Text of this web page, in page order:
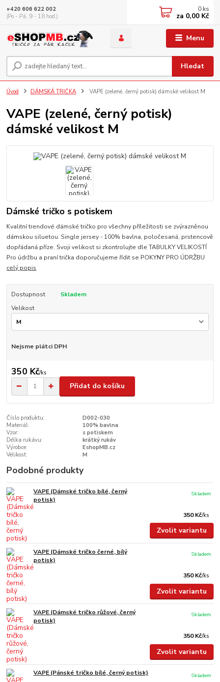
Menu
Hledat
+420 606 622 002
(Po - Pá, 9 - 18 hod.)
0 ks
za 0,00 Kč
Úvod DÁMSKÁ TRIČKA VAPE (zelené, černý potisk) dámské velikost M
VAPE (zelené, černý potisk)
dámské velikost M
Dámské tričko s potiskem
Kvalitní trendové dámské tričko pro všechny příležitosti se zvýrazněnou
dámskou siluetou. Single jersey - 100% bavlna, poločesaná, prstencově
dopřádaná příze. Svoji velikost si zkontrolujte dle TABULKY VELIKOSTÍ
Pro údržbu a praní trička doporučujeme řídit se POKYNY PRO ÚDRŽBU
celý popis
Dostupnost
Skladem
Velikost
Nejsme plátci DPH
350 Kč/ks
Přidat do košíku
Číslo produktu:
D002-030
Materiál:
100% bavlna
Vzor:
s potiskem
Délka rukávu:
krátký rukáv
Výrobce:
EshopMB.cz
Velikost:
M
Podobné produkty
VAPE (Dámské tričko bílé, černý
potisk)
350 Kč/ks
Skladem
Zvolit variantu
VAPE (Dámské tričko černé, bílý
potisk)
350 Kč/ks
Skladem
Zvolit variantu
VAPE (Dámské tričko růžové, černý
potisk)
350 Kč/ks
Skladem
Zvolit variantu
VAPE (Pánské tričko bílé, černý potisk)
Skladem